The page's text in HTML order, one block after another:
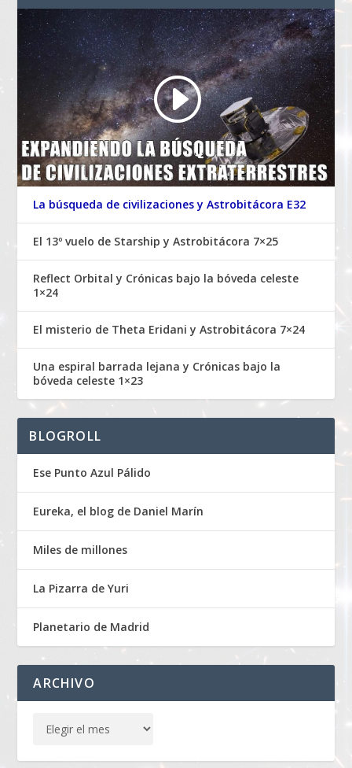
La búsqueda de civilizaciones y Astrobitácora E32
El 13º vuelo de Starship y Astrobitácora 7×25
Reflect Orbital y Crónicas bajo la bóveda celeste
1×24
El misterio de Theta Eridani y Astrobitácora 7×24
Una espiral barrada lejana y Crónicas bajo la
bóveda celeste 1×23
BLOGROLL
Ese Punto Azul Pálido
Eureka, el blog de Daniel Marín
Miles de millones
La Pizarra de Yuri
Planetario de Madrid
ARCHIVO